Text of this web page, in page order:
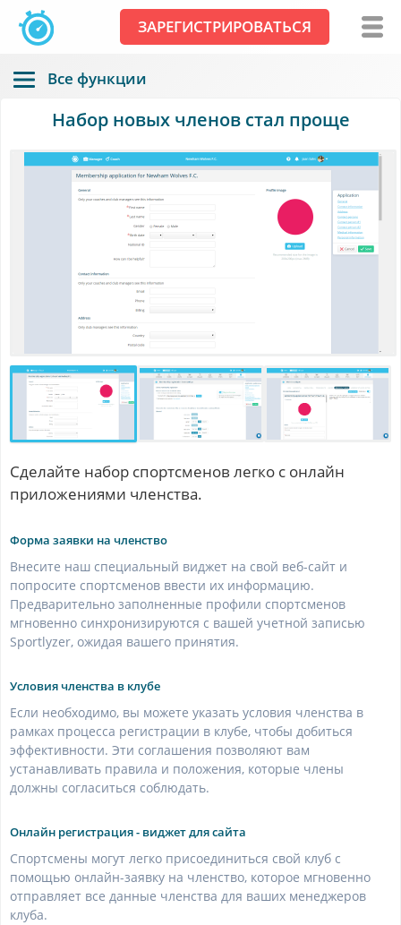
ЗАРЕГИСТРИРОВАТЬСЯ
Все функции
Набор новых членов стал проще
Сделайте набор спортсменов легко с онлайн
приложениями членства.
Форма заявки на членство
Внесите наш специальный виджет на свой веб-сайт и
попросите спортсменов ввести их информацию.
Предварительно заполненные профили спортсменов
мгновенно синхронизируются с вашей учетной записью
Sportlyzer, ожидая вашего принятия.
Условия членства в клубе
Если необходимо, вы можете указать условия членства в
рамках процесса регистрации в клубе, чтобы добиться
эффективности. Эти соглашения позволяют вам
устанавливать правила и положения, которые члены
должны согласиться соблюдать.
Онлайн регистрация - виджет для сайта
Спортсмены могут легко присоединиться свой клуб с
помощью онлайн-заявку на членство, которое мгновенно
отправляет все данные членства для ваших менеджеров
клуба.